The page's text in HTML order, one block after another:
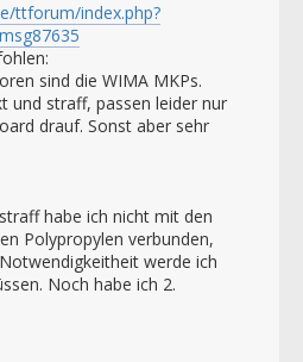
ttforum/index.php?
sind die WIMA MKPs.
und straff, passen leider nur
drauf. Sonst aber sehr
habe ich nicht mit den
Polypropylen verbunden,
werde ich
Noch habe ich 2.